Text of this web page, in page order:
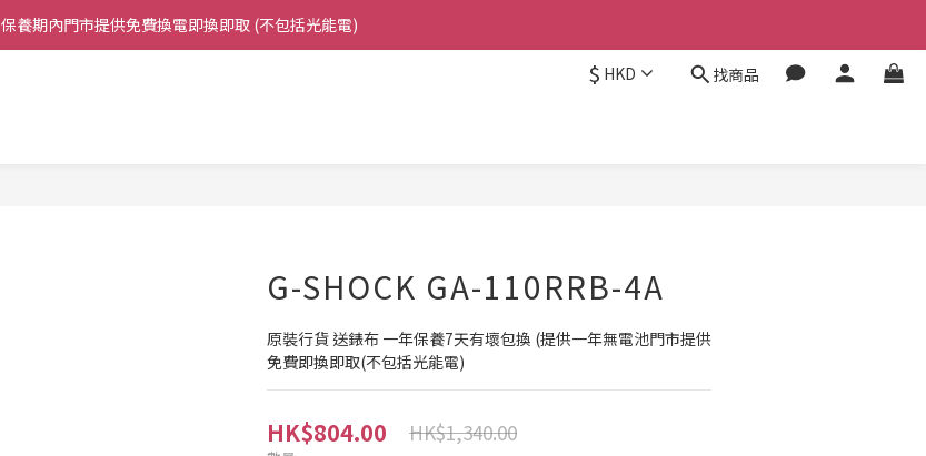
凡購買任何產品滿$500免運費（香港/澳門）
保養期內門市提供免費換電即換即取 (不包括光能電)
$ HKD 找商品
G-SHOCK GA-110RRB-4A
原裝行貨 送錶布 一年保養7天有壞包換 (提供一年無電池門市提供
免費即換即取(不包括光能電)
HK$804.00 HK$1,340.00